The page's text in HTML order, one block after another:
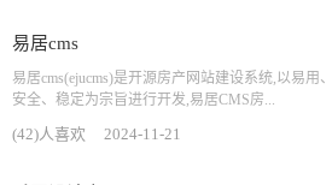
易居cms
易居cms(ejucms)是开源房产网站建设系统,以易用、
安全、稳定为宗旨进行开发,易居CMS房...
(42)人喜欢 2024-11-21